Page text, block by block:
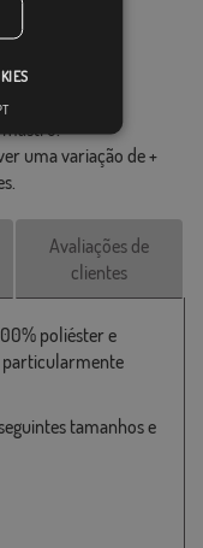
e é
sem o
mostrado na
mastro.
uma variação de +
Avaliações de
clientes
poliéster e
particularmente
tamanhos e